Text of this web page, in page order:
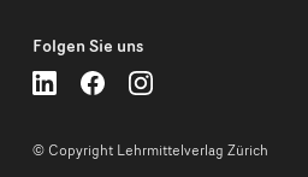
Folgen Sie uns
Lehrmittelverlag
Zürich
folgen
Lehrmittelverlag
Zürich
folgen
Lehrmittelverlag
Zürich
folgen
© Copyright Lehrmittelverlag Zürich